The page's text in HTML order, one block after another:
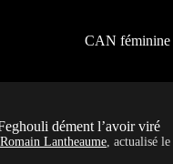
CAN féminine
dément l’avoir viré
Romain Lantheaume, actualisé le